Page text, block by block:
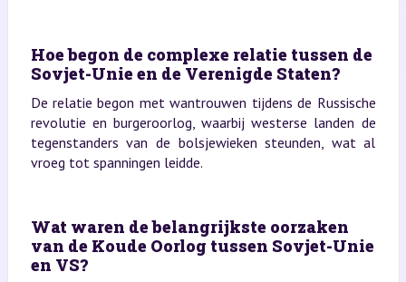
Hoe begon de complexe relatie tussen de
Sovjet-Unie en de Verenigde Staten?
De relatie begon met wantrouwen tijdens de Russische
revolutie en burgeroorlog, waarbij westerse landen de
tegenstanders van de bolsjewieken steunden, wat al
vroeg tot spanningen leidde.
Wat waren de belangrijkste oorzaken
van de Koude Oorlog tussen Sovjet-Unie
en VS?